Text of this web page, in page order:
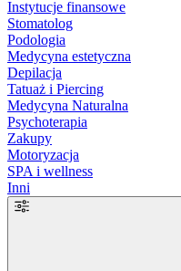
Instytucje finansowe
Stomatolog
Podologia
Medycyna estetyczna
Depilacja
Tatuaż i Piercing
Medycyna Naturalna
Psychoterapia
Zakupy
Motoryzacja
SPA i wellness
Inni